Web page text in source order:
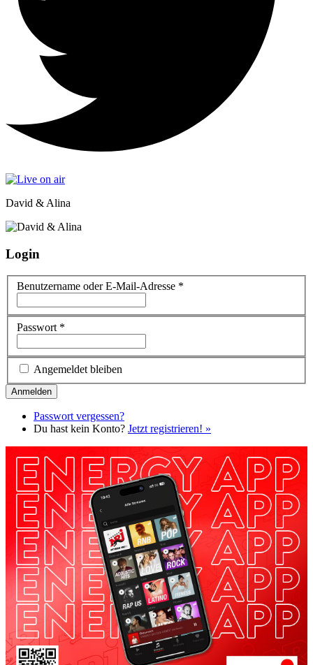
David & Alina
Login
Benutzername oder E-Mail-Adresse *
Passwort *
Angemeldet bleiben
Passwort vergessen?
Du hast kein Konto? Jetzt registrieren! »